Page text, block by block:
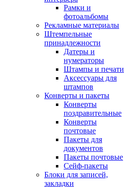
Рамки и
фотоальбомы
Рекламные материалы
Штемпельные
принадлежности
Датеры и
нумераторы
Штампы и печати
Аксессуары для
штампов
Конверты и пакеты
Конверты
поздравительные
Конверты
почтовые
Пакеты для
документов
Пакеты почтовые
Сейф-пакеты
Блоки для записей,
закладки